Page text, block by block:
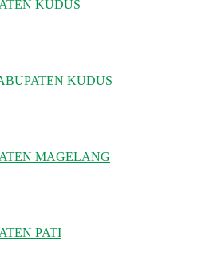
KUDUS
KUDUS
MAGELANG
PATI